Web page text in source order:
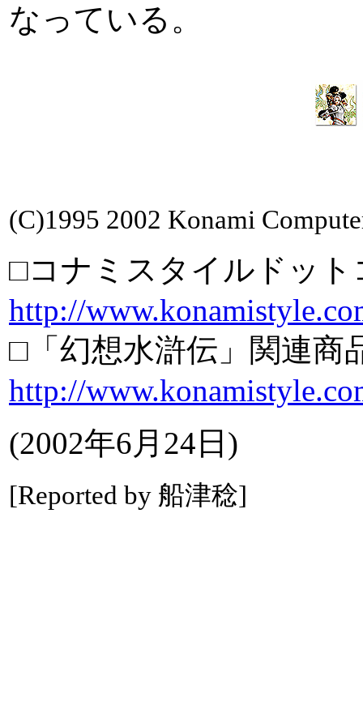
なっている。
(C)1995 2002 Konami
□コナミスタイルドッ
http://
□「幻想水滸伝」関連商
http://
(2002年6月24日)
[Reported by 船津稔]